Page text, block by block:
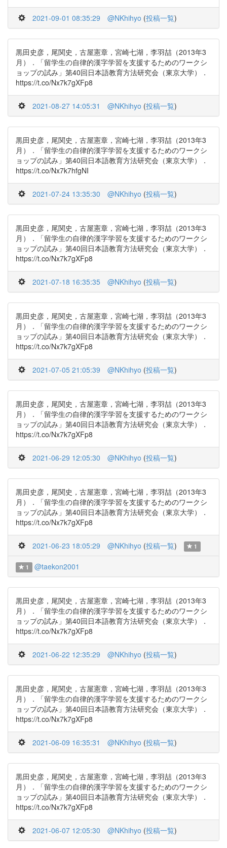
2021-09-01 08:35:29 @NKhihyo (投稿一覧)
黒田史彦，尾関史，古屋憲章，宮崎七湖，李羽喆（2013年3
月）．「留学生の自律的漢字学習を支援するためのワークシ
ョップの試み」第40回日本語教育方法研究会（東京大学）．
https://t.co/Nx7k7gXFp8
2021-08-27 14:05:31 @NKhihyo (投稿一覧)
黒田史彦，尾関史，古屋憲章，宮崎七湖，李羽喆（2013年3
月）．「留学生の自律的漢字学習を支援するためのワークシ
ョップの試み」第40回日本語教育方法研究会（東京大学）．
https://t.co/Nx7k7hfgNI
2021-07-24 13:35:30 @NKhihyo (投稿一覧)
黒田史彦，尾関史，古屋憲章，宮崎七湖，李羽喆（2013年3
月）．「留学生の自律的漢字学習を支援するためのワークシ
ョップの試み」第40回日本語教育方法研究会（東京大学）．
https://t.co/Nx7k7gXFp8
2021-07-18 16:35:35 @NKhihyo (投稿一覧)
黒田史彦，尾関史，古屋憲章，宮崎七湖，李羽喆（2013年3
月）．「留学生の自律的漢字学習を支援するためのワークシ
ョップの試み」第40回日本語教育方法研究会（東京大学）．
https://t.co/Nx7k7gXFp8
2021-07-05 21:05:39 @NKhihyo (投稿一覧)
黒田史彦，尾関史，古屋憲章，宮崎七湖，李羽喆（2013年3
月）．「留学生の自律的漢字学習を支援するためのワークシ
ョップの試み」第40回日本語教育方法研究会（東京大学）．
https://t.co/Nx7k7gXFp8
2021-06-29 12:05:30 @NKhihyo (投稿一覧)
黒田史彦，尾関史，古屋憲章，宮崎七湖，李羽喆（2013年3
月）．「留学生の自律的漢字学習を支援するためのワークシ
ョップの試み」第40回日本語教育方法研究会（東京大学）．
https://t.co/Nx7k7gXFp8
2021-06-23 18:05:29 @NKhihyo (投稿一覧) 1
1 @taekon2001
黒田史彦，尾関史，古屋憲章，宮崎七湖，李羽喆（2013年3
月）．「留学生の自律的漢字学習を支援するためのワークシ
ョップの試み」第40回日本語教育方法研究会（東京大学）．
https://t.co/Nx7k7gXFp8
2021-06-22 12:35:29 @NKhihyo (投稿一覧)
黒田史彦，尾関史，古屋憲章，宮崎七湖，李羽喆（2013年3
月）．「留学生の自律的漢字学習を支援するためのワークシ
ョップの試み」第40回日本語教育方法研究会（東京大学）．
https://t.co/Nx7k7gXFp8
2021-06-09 16:35:31 @NKhihyo (投稿一覧)
黒田史彦，尾関史，古屋憲章，宮崎七湖，李羽喆（2013年3
月）．「留学生の自律的漢字学習を支援するためのワークシ
ョップの試み」第40回日本語教育方法研究会（東京大学）．
https://t.co/Nx7k7gXFp8
2021-06-07 12:05:30 @NKhihyo (投稿一覧)